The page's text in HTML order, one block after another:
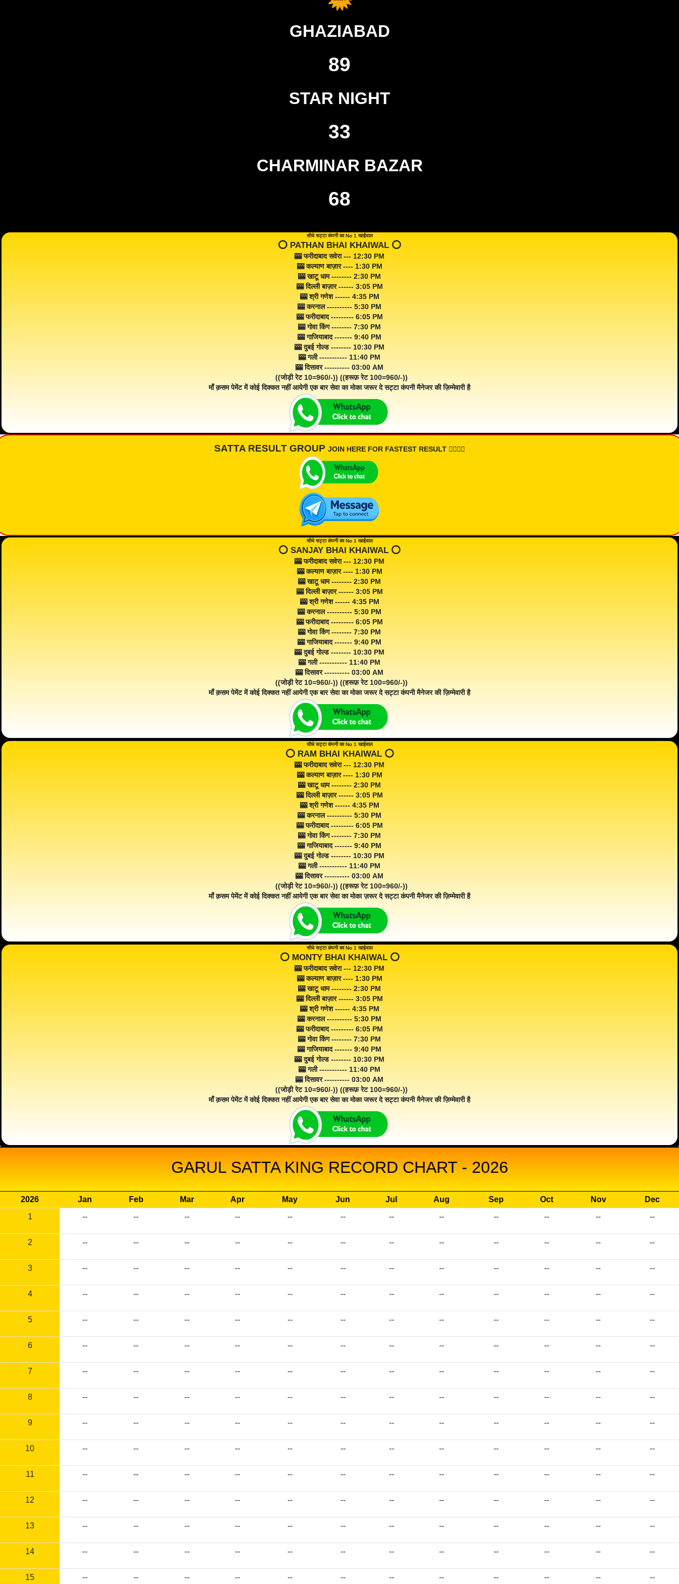
GHAZIABAD
89
STAR NIGHT
33
CHARMINAR BAZAR
68
सीधे सट्टा कंपनी का No 1 खाईवाल
⭕️ PATHAN BHAI KHAIWAL ⭕️
🎰 फरीदाबाद सवेरा --- 12:30 PM
🎰 कल्याण बाज़ार ---- 1:30 PM
🎰 खाटू धाम -------- 2:30 PM
🎰 दिल्ली बाज़ार ------ 3:05 PM
🎰 श्री गणेश ------ 4:35 PM
🎰 करनाल ---------- 5:30 PM
🎰 फरीदाबाद --------- 6:05 PM
🎰 गोवा किंग -------- 7:30 PM
🎰 गाजियाबाद ------- 9:40 PM
🎰 दुबई गोल्ड -------- 10:30 PM
🎰 गली ----------- 11:40 PM
🎰 दिसावर ---------- 03:00 AM
((जोड़ी रेट 10=960/-)) ((हरूफ़ रेट 100=960/-))
माँ क़सम पेमेंट में कोई दिक्कत नहीं आयेगी एक बार सेवा का मोका जरूर दे सट्टा कंपनी मैनेजर की ज़िम्मेवारी है
SATTA RESULT GROUP JOIN HERE FOR FASTEST RESULT 👇🏾👇🏾
सीधे सट्टा कंपनी का No 1 खाईवाल
⭕️ SANJAY BHAI KHAIWAL ⭕️
🎰 फरीदाबाद सवेरा --- 12:30 PM
🎰 कल्याण बाज़ार ---- 1:30 PM
🎰 खाटू धाम -------- 2:30 PM
🎰 दिल्ली बाज़ार ------ 3:05 PM
🎰 श्री गणेश ------ 4:35 PM
🎰 करनाल ---------- 5:30 PM
🎰 फरीदाबाद --------- 6:05 PM
🎰 गोवा किंग -------- 7:30 PM
🎰 गाजियाबाद ------- 9:40 PM
🎰 दुबई गोल्ड -------- 10:30 PM
🎰 गली ----------- 11:40 PM
🎰 दिसावर ---------- 03:00 AM
((जोड़ी रेट 10=960/-)) ((हरूफ़ रेट 100=960/-))
माँ क़सम पेमेंट में कोई दिक्कत नहीं आयेगी एक बार सेवा का मोका जरूर दे सट्टा कंपनी मैनेजर की ज़िम्मेवारी है
सीधे सट्टा कंपनी का No 1 खाईवाल
⭕️ RAM BHAI KHAIWAL ⭕️
🎰 फरीदाबाद सवेरा --- 12:30 PM
🎰 कल्याण बाज़ार ---- 1:30 PM
🎰 खाटू धाम -------- 2:30 PM
🎰 दिल्ली बाज़ार ------ 3:05 PM
🎰 श्री गणेश ------ 4:35 PM
🎰 करनाल ---------- 5:30 PM
🎰 फरीदाबाद --------- 6:05 PM
🎰 गोवा किंग -------- 7:30 PM
🎰 गाजियाबाद ------- 9:40 PM
🎰 दुबई गोल्ड -------- 10:30 PM
🎰 गली ----------- 11:40 PM
🎰 दिसावर ---------- 03:00 AM
((जोड़ी रेट 10=960/-)) ((हरूफ़ रेट 100=960/-))
माँ क़सम पेमेंट में कोई दिक्कत नहीं आयेगी एक बार सेवा का मोका ज़रूर दे सट्टा कंपनी मैनेजर की ज़िम्मेवारी है
सीधे सट्टा कंपनी का No 1 खाईवाल
⭕️ MONTY BHAI KHAIWAL ⭕️
🎰 फरीदाबाद सवेरा --- 12:30 PM
🎰 कल्याण बाज़ार ---- 1:30 PM
🎰 खाटू धाम -------- 2:30 PM
🎰 दिल्ली बाज़ार ------ 3:05 PM
🎰 श्री गणेश ------ 4:35 PM
🎰 करनाल ---------- 5:30 PM
🎰 फरीदाबाद --------- 6:05 PM
🎰 गोवा किंग -------- 7:30 PM
🎰 गाजियाबाद ------- 9:40 PM
🎰 दुबई गोल्ड -------- 10:30 PM
🎰 गली ----------- 11:40 PM
🎰 दिसावर ---------- 03:00 AM
((जोड़ी रेट 10=960/-)) ((हरूफ़ रेट 100=960/-))
माँ क़सम पेमेंट में कोई दिक्कत नहीं आयेगी एक बार सेवा का मोका जरूर दे सट्टा कंपनी मैनेजर की ज़िम्मेवारी है
GARUL SATTA KING RECORD CHART - 2026
2026 Jan Feb Mar Apr May Jun Jul Aug Sep Oct Nov
Dec
1
-- -- -- -- -- -- -- -- -- -- -- --
2 -- -- -- -- -- -- -- -- -- -- -- --
3 -- -- -- -- -- -- -- -- -- -- -- --
4 -- -- -- -- -- -- -- -- -- -- -- --
5 -- -- -- -- -- -- -- -- -- -- -- --
6 -- -- -- -- -- -- -- -- -- -- -- --
7 -- -- -- -- -- -- -- -- -- -- -- --
8 -- -- -- -- -- -- -- -- -- -- -- --
9 -- -- -- -- -- -- -- -- -- -- -- --
10 -- -- -- -- -- -- -- -- -- -- -- --
11 -- -- -- -- -- -- -- -- -- -- -- --
12 -- -- -- -- -- -- -- -- -- -- -- --
13 -- -- -- -- -- -- -- -- -- -- -- --
14 -- -- -- -- -- -- -- -- -- -- -- --
15 -- -- -- -- -- -- -- -- -- -- -- --